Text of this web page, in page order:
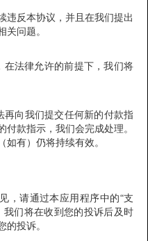
协议，并且在我们提出
关问题。
律允许的前提下，我们将
我们提交任何新的付款指
款指示，我们会完成处理。
有）仍将持续有效。
请通过本应用程序中的“支
我们将在收到您的投诉后及时
的投诉。